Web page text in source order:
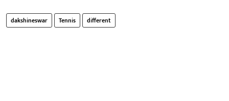
dakshineswar Tennis different